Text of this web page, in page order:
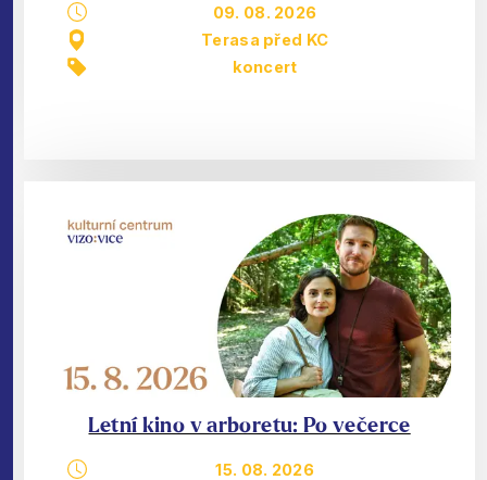
09. 08. 2026
Terasa před KC
koncert
Letní kino v arboretu: Po večerce
15. 08. 2026